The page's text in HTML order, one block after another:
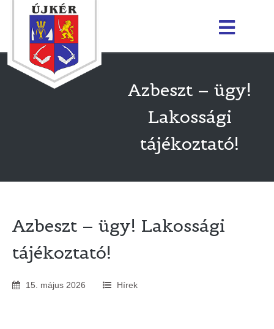
Azbeszt – ügy!
Lakossági
tájékoztató!
Azbeszt – ügy! Lakossági
tájékoztató!
15 május 2026 Hírek